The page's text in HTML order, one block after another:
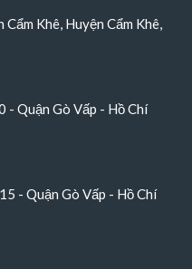
Khê, Huyện Cẩm Khê,
- Quận Gò Vấp - Hồ Chí
- Quận Gò Vấp - Hồ Chí